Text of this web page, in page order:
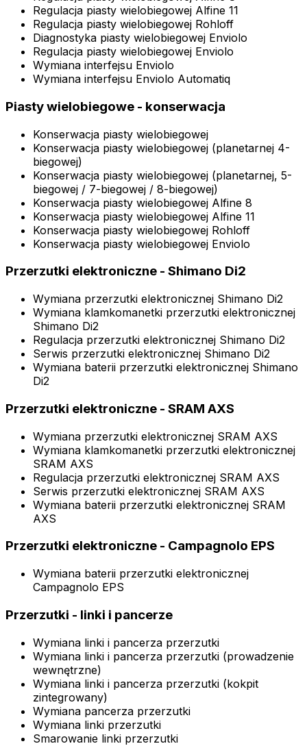
Regulacja piasty wielobiegowej Alfine 11
Regulacja piasty wielobiegowej Rohloff
Diagnostyka piasty wielobiegowej Enviolo
Regulacja piasty wielobiegowej Enviolo
Wymiana interfejsu Enviolo
Wymiana interfejsu Enviolo Automatiq
Piasty wielobiegowe - konserwacja
Konserwacja piasty wielobiegowej
Konserwacja piasty wielobiegowej (planetarnej 4-
biegowej)
Konserwacja piasty wielobiegowej (planetarnej, 5-
biegowej / 7-biegowej / 8-biegowej)
Konserwacja piasty wielobiegowej Alfine 8
Konserwacja piasty wielobiegowej Alfine 11
Konserwacja piasty wielobiegowej Rohloff
Konserwacja piasty wielobiegowej Enviolo
Przerzutki elektroniczne - Shimano Di2
Wymiana przerzutki elektronicznej Shimano Di2
Wymiana klamkomanetki przerzutki elektronicznej
Shimano Di2
Regulacja przerzutki elektronicznej Shimano Di2
Serwis przerzutki elektronicznej Shimano Di2
Wymiana baterii przerzutki elektronicznej Shimano
Di2
Przerzutki elektroniczne - SRAM AXS
Wymiana przerzutki elektronicznej SRAM AXS
Wymiana klamkomanetki przerzutki elektronicznej
SRAM AXS
Regulacja przerzutki elektronicznej SRAM AXS
Serwis przerzutki elektronicznej SRAM AXS
Wymiana baterii przerzutki elektronicznej SRAM
AXS
Przerzutki elektroniczne - Campagnolo EPS
Wymiana baterii przerzutki elektronicznej
Campagnolo EPS
Przerzutki - linki i pancerze
Wymiana linki i pancerza przerzutki
Wymiana linki i pancerza przerzutki (prowadzenie
wewnętrzne)
Wymiana linki i pancerza przerzutki (kokpit
zintegrowany)
Wymiana pancerza przerzutki
Wymiana linki przerzutki
Smarowanie linki przerzutki